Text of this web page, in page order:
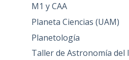
M1 y CAA
Planeta Ciencias (UAM)
Planetología
Taller de Astronomía del